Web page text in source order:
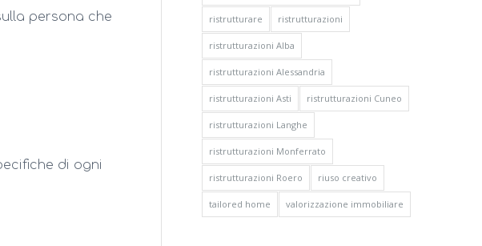
persona che
di ogni
ristrutturare ristrutturazioni
ristrutturazioni Alba
ristrutturazioni Alessandria
ristrutturazioni Asti ristrutturazioni Cuneo
ristrutturazioni Langhe
ristrutturazioni Monferrato
ristrutturazioni Roero riuso creativo
tailored home valorizzazione immobiliare